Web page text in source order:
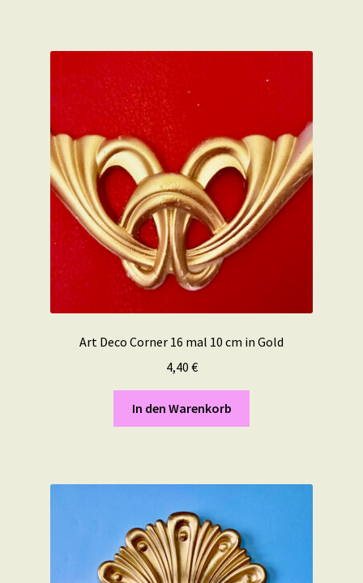
Art Deco Corner 16 mal 10 cm in Gold
4,40 €
In den Warenkorb